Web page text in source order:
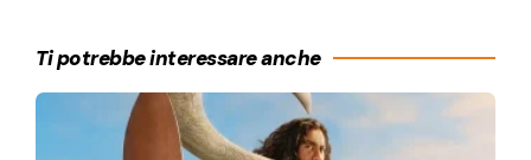
Ti potrebbe interessare anche